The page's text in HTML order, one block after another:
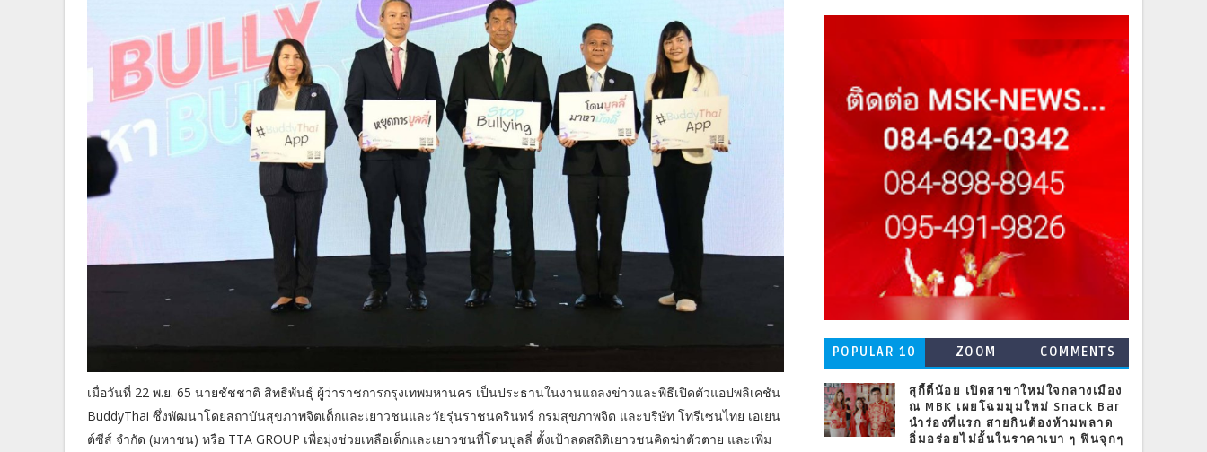
เมื่อวันที่ 22 พ.ย. 65 นายชัชชาติ สิทธิพันธุ์ ผู้ว่าราชการกรุงเทพมหานคร เป็นประธานในงานแถลงข่าวและพิธีเปิดตัวแอปพลิเคชัน
BuddyThai ซึ่งพัฒนาโดยสถาบันสุขภาพจิตเด็กและเยาวชนและวัยรุ่นราชนครินทร์ กรมสุขภาพจิต และบริษัท โทรีเซนไทย เอเยน
ต์ซีส์ จำกัด (มหาชน) หรือ TTA GROUP เพื่อมุ่งช่วยเหลือเด็กและเยาวชนที่โดนบูลลี่ ตั้งเป้าลดสถิติเยาวชนคิดฆ่าตัวตาย และเพิ่ม
POPULAR 10 ZOOM COMMENTS
สุกี้ตี๋น้อย เปิดสาขาใหม่ใจกลางเมือง
ณ MBK เผยโฉมมุมใหม่ Snack Bar
นำร่องที่แรก สายกินต้องห้ามพลาด
อิ่มอร่อยไม่อั้นในราคาเบา ๆ ฟินจุกๆ